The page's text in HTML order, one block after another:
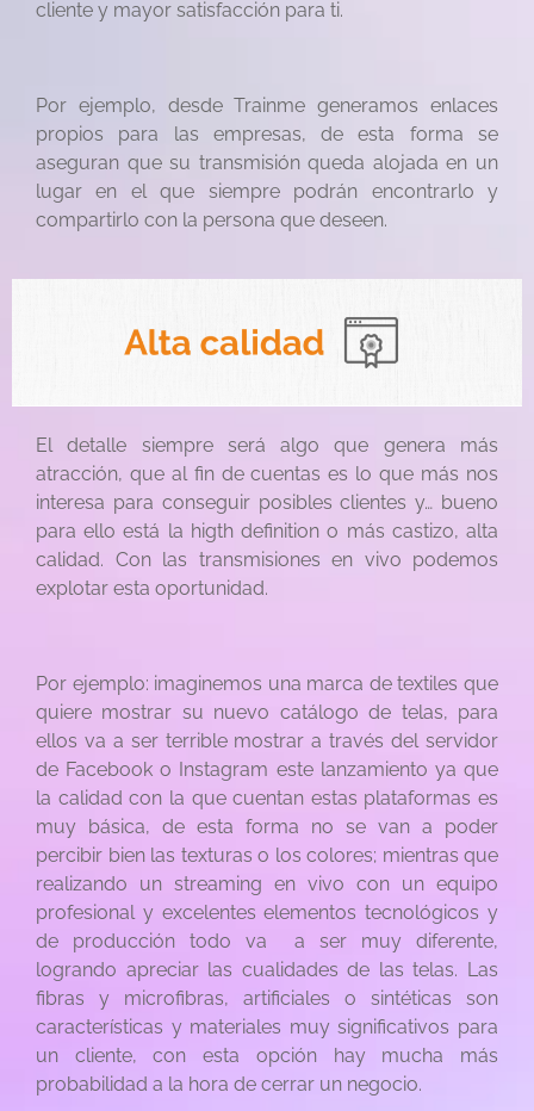
cliente y mayor satisfacción para ti.
Por ejemplo, desde Trainme generamos enlaces
propios para las empresas, de esta forma se
aseguran que su transmisión queda alojada en un
lugar en el que siempre podrán encontrarlo y
compartirlo con la persona que deseen.
El detalle siempre será algo que genera más
atracción, que al fin de cuentas es lo que más nos
interesa para conseguir posibles clientes y… bueno
para ello está la higth definition o más castizo, alta
calidad. Con las transmisiones en vivo podemos
explotar esta oportunidad.
Por ejemplo: imaginemos una marca de textiles que
quiere mostrar su nuevo catálogo de telas, para
ellos va a ser terrible mostrar a través del servidor
de Facebook o Instagram este lanzamiento ya que
la calidad con la que cuentan estas plataformas es
muy básica, de esta forma no se van a poder
percibir bien las texturas o los colores; mientras que
realizando un streaming en vivo con un equipo
profesional y excelentes elementos tecnológicos y
de producción todo va a ser muy diferente,
logrando apreciar las cualidades de las telas. Las
fibras y microfibras, artificiales o sintéticas son
características y materiales muy significativos para
un cliente, con esta opción hay mucha más
probabilidad a la hora de cerrar un negocio.